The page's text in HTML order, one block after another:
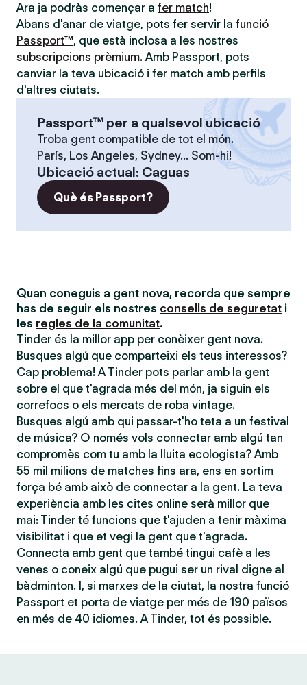
Ara ja podràs començar a fer match!
Abans d'anar de viatge, pots fer servir la funció
Passport™, que està inclosa a les nostres
subscripcions prèmium. Amb Passport, pots
canviar la teva ubicació i fer match amb perfils
d'altres ciutats.
Passport™ per a qualsevol ubicació
Troba gent compatible de tot el món.
París, Los Angeles, Sydney... Som-hi!
Ubicació actual: Caguas
Què és Passport?
Quan coneguis a gent nova, recorda que sempre
has de seguir els nostres consells de seguretat i
les regles de la comunitat.
Tinder és la millor app per conèixer gent nova.
Busques algú que comparteixi els teus interessos?
Cap problema! A Tinder pots parlar amb la gent
sobre el que t'agrada més del món, ja siguin els
correfocs o els mercats de roba vintage.
Busques algú amb qui passar-t'ho teta a un festival
de música? O només vols connectar amb algú tan
compromès com tu amb la lluita ecologista? Amb
55 mil milions de matches fins ara, ens en sortim
força bé amb això de connectar a la gent. La teva
experiència amb les cites online serà millor que
mai: Tinder té funcions que t'ajuden a tenir màxima
visibilitat i que et vegi la gent que t'agrada.
Connecta amb gent que també tingui cafè a les
venes o coneix algú que pugui ser un rival digne al
bàdminton. I, si marxes de la ciutat, la nostra funció
Passport et porta de viatge per més de 190 països
en més de 40 idiomes. A Tinder, tot és possible.